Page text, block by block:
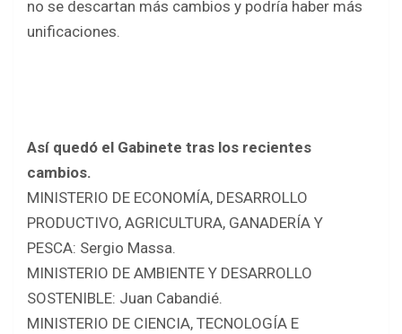
no se descartan más cambios y podría haber más
unificaciones.
Así quedó el Gabinete tras los recientes
cambios.
MINISTERIO DE ECONOMÍA, DESARROLLO
PRODUCTIVO, AGRICULTURA, GANADERÍA Y
PESCA: Sergio Massa.
MINISTERIO DE AMBIENTE Y DESARROLLO
SOSTENIBLE: Juan Cabandié.
MINISTERIO DE CIENCIA, TECNOLOGÍA E